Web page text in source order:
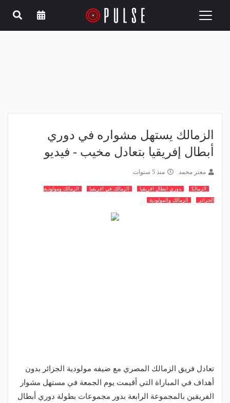
Toggle
الزمالك يستهل مشواره في دوري
أبطال إفريقيا بتعادل مخيب - فيديو
معتز محمد منذ 5 سنوات
الزمالك دوري ابطال افريقيا الزمالك في افريقيا
الزمالك ومولودية
الجزائر
الزمالك والمولودية
تعادل فريق الزمالك المصري مع ضيفه مولودية الجزائر بدون
أهداف في المباراة التي أقيمت يوم الجمعة في مستهل مشوار
الفريقين بالمجموعة الرابعة بدور مجموعات بطولة دوري أبطال